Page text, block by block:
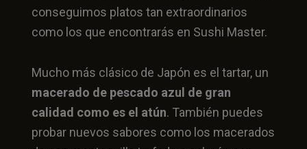
conseguimos platos tan extraordinarios
como los que encontrarás en Sushi Master.
Mucho más clásico de Japón es el tartar, un
macerado de pescado azul de gran
calidad como es el atún. También puedes
probar nuevos sabores como los macerados